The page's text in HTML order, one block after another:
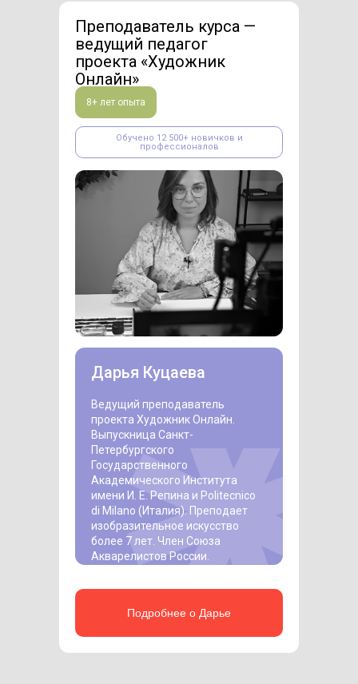
Преподаватель курса —
ведущий педагог
проекта «Художник
Онлайн»
Ведущий преподаватель
проекта Художник Онлайн.
Выпускница Санкт-
Петербургского
Государственного
Академического Института
имени И. Е. Репина и Politecnico
di Milano (Италия). Преподает
изобразительное искусство
более 7 лет. Член Союза
Акварелистов России.
Дарья Куцаева
Обучено 12 500+ новичков и
профессионалов
8+ лет опыта
Подробнее о Дарье